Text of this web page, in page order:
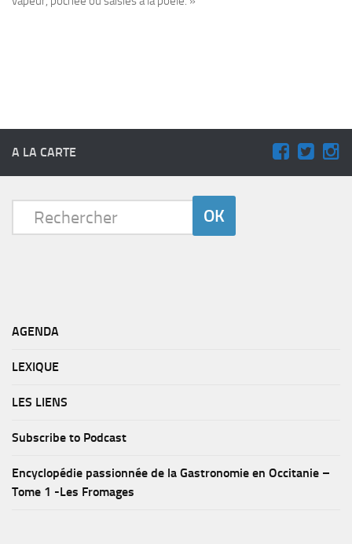
A LA CARTE
AGENDA
LEXIQUE
LES LIENS
Subscribe to Podcast
Encyclopédie passionnée de la Gastronomie en Occitanie –
Tome 1 -Les Fromages